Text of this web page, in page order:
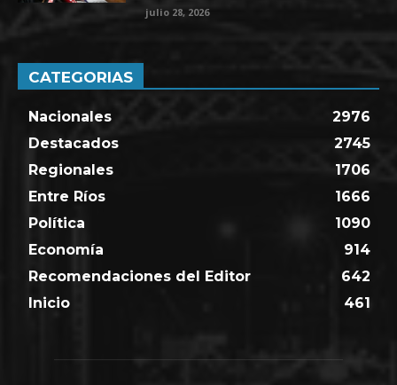
julio 28, 2026
CATEGORIAS
Nacionales
2976
Destacados
2745
Regionales
1706
Entre Ríos
1666
Política
1090
Economía
914
Recomendaciones del Editor
642
Inicio
461